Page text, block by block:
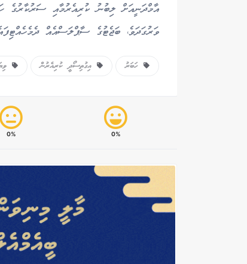
އާމްދަނީއަށް ލިބުނު ކުރިއެރުމާއި
ވަރުގަދަވެ، ބަޖެޓުގެ ސާޕްލަސްއެއް
ހަބަރު އިގުތިސޯދީ ކުރިއެރުން
0%
0%